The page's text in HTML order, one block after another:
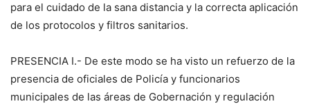
para el cuidado de la sana distancia y la correcta aplicación
de los protocolos y filtros sanitarios.
PRESENCIA I.- De este modo se ha visto un refuerzo de la
presencia de oficiales de Policía y funcionarios
municipales de las áreas de Gobernación y regulación